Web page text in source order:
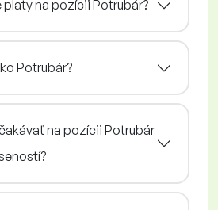
platy na pozícii Potrubár?
Potrubár?
na pozícii Potrubár